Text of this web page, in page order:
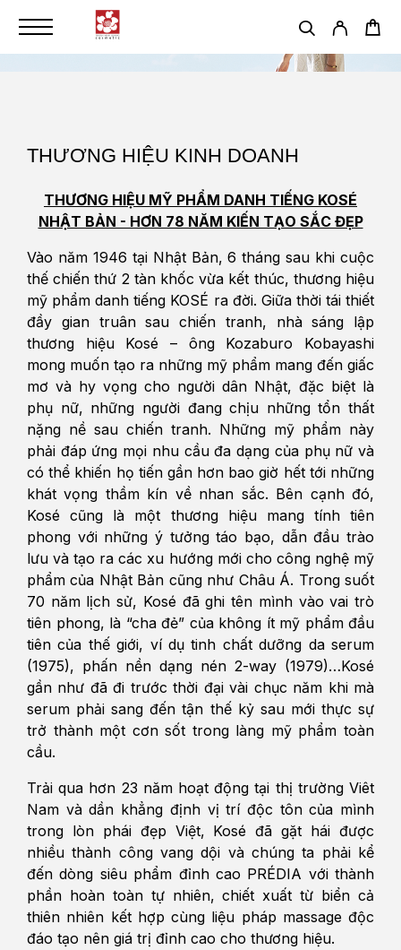
THƯƠNG HIỆU KINH DOANH
THƯƠNG HIỆU MỸ PHẨM DANH TIẾNG KOSÉ
NHẬT BẢN - HƠN 78 NĂM KIẾN TẠO SẮC ĐẸP
Vào năm 1946 tại Nhật Bản, 6 tháng sau khi cuộc
thế chiến thứ 2 tàn khốc vừa kết thúc, thương hiệu
mỹ phẩm danh tiếng KOSÉ ra đời. Giữa thời tái thiết
đầy gian truân sau chiến tranh, nhà sáng lập
thương hiệu Kosé – ông Kozaburo Kobayashi
mong muốn tạo ra những mỹ phẩm mang đến giấc
mơ và hy vọng cho người dân Nhật, đặc biệt là
phụ nữ, những người đang chịu những tổn thất
nặng nề sau chiến tranh. Những mỹ phẩm này
phải đáp ứng mọi nhu cầu đa dạng của phụ nữ và
có thể khiến họ tiến gần hơn bao giờ hết tới những
khát vọng thầm kín về nhan sắc. Bên cạnh đó,
Kosé cũng là một thương hiệu mang tính tiên
phong với những ý tưởng táo bạo, dẫn đầu trào
lưu và tạo ra các xu hướng mới cho công nghệ mỹ
phẩm của Nhật Bản cũng như Châu Á. Trong suốt
70 năm lịch sử, Kosé đã ghi tên mình vào vai trò
tiên phong, là “cha đẻ” của không ít mỹ phẩm đầu
tiên của thế giới, ví dụ tinh chất dưỡng da serum
(1975), phấn nền dạng nén 2-way (1979)…Kosé
gần như đã đi trước thời đại vài chục năm khi mà
serum phải sang đến tận thế kỷ sau mới thực sự
trở thành một cơn sốt trong làng mỹ phẩm toàn
cầu.
Trải qua hơn 23 năm hoạt động tại thị trường Viêt
Nam và dần khẳng định vị trí độc tôn của mình
trong lòn phái đẹp Việt, Kosé đã gặt hái được
nhiều thành công vang dội và chúng ta phải kể
đến dòng siêu phẩm đỉnh cao PRÉDIA với thành
phần hoàn toàn tự nhiên, chiết xuất từ biển cả
thiên nhiên kết hợp cùng liệu pháp massage độc
đáo tạo nên giá trị đỉnh cao cho thương hiệu.